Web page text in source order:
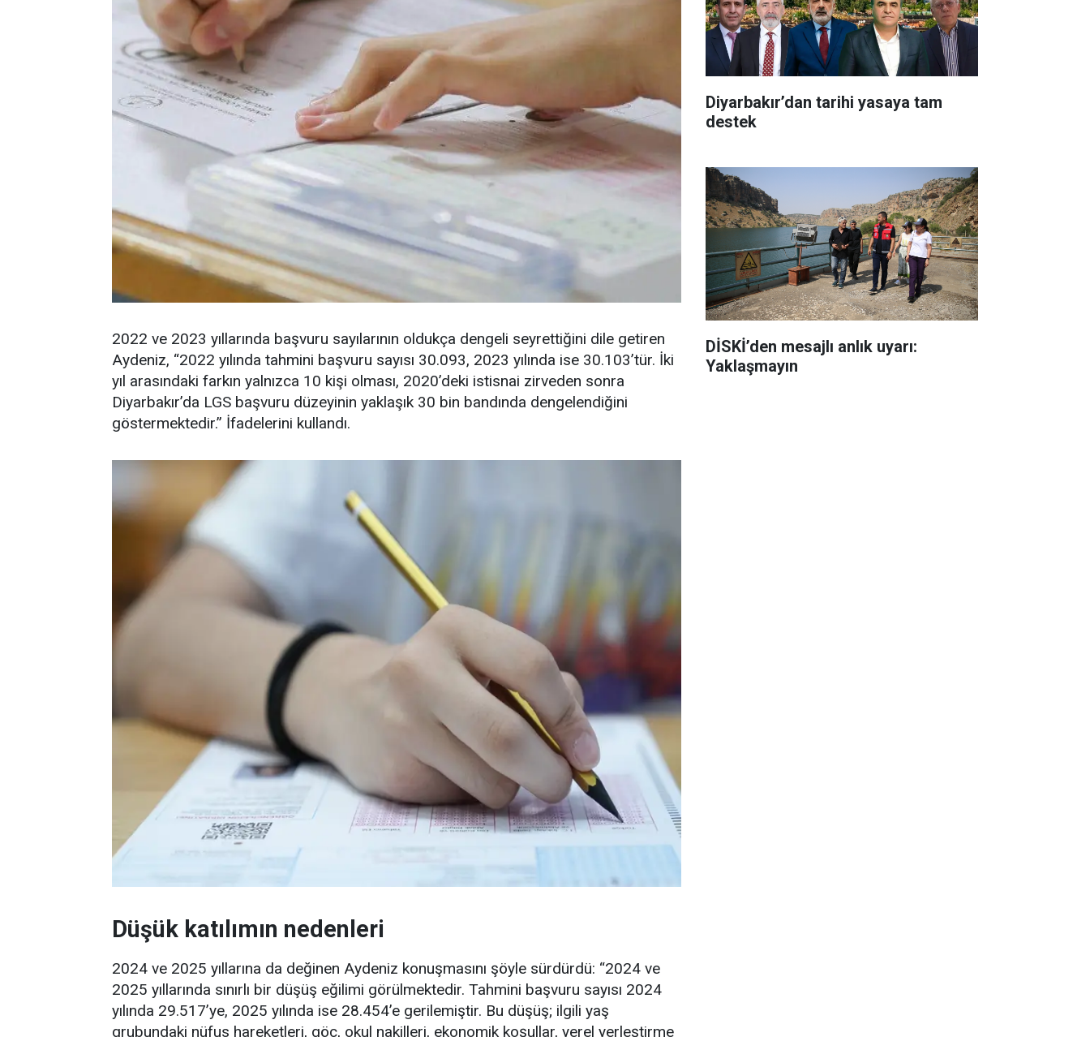
2022 ve 2023 yıllarında başvuru sayılarının oldukça dengeli seyrettiğini dile getiren
Aydeniz, “2022 yılında tahmini başvuru sayısı 30.093, 2023 yılında ise 30.103’tür. İki
yıl arasındaki farkın yalnızca 10 kişi olması, 2020’deki istisnai zirveden sonra
Diyarbakır’da LGS başvuru düzeyinin yaklaşık 30 bin bandında dengelendiğini
göstermektedir.” İfadelerini kullandı.
Düşük katılımın nedenleri
2024 ve 2025 yıllarına da değinen Aydeniz konuşmasını şöyle sürdürdü: “2024 ve
2025 yıllarında sınırlı bir düşüş eğilimi görülmektedir. Tahmini başvuru sayısı 2024
yılında 29.517’ye, 2025 yılında ise 28.454’e gerilemiştir. Bu düşüş; ilgili yaş
grubundaki nüfus hareketleri, göç, okul nakilleri, ekonomik koşullar, yerel yerleştirme
Diyarbakır’dan tarihi yasaya tam
destek
DİSKİ’den mesajlı anlık uyarı:
Yaklaşmayın